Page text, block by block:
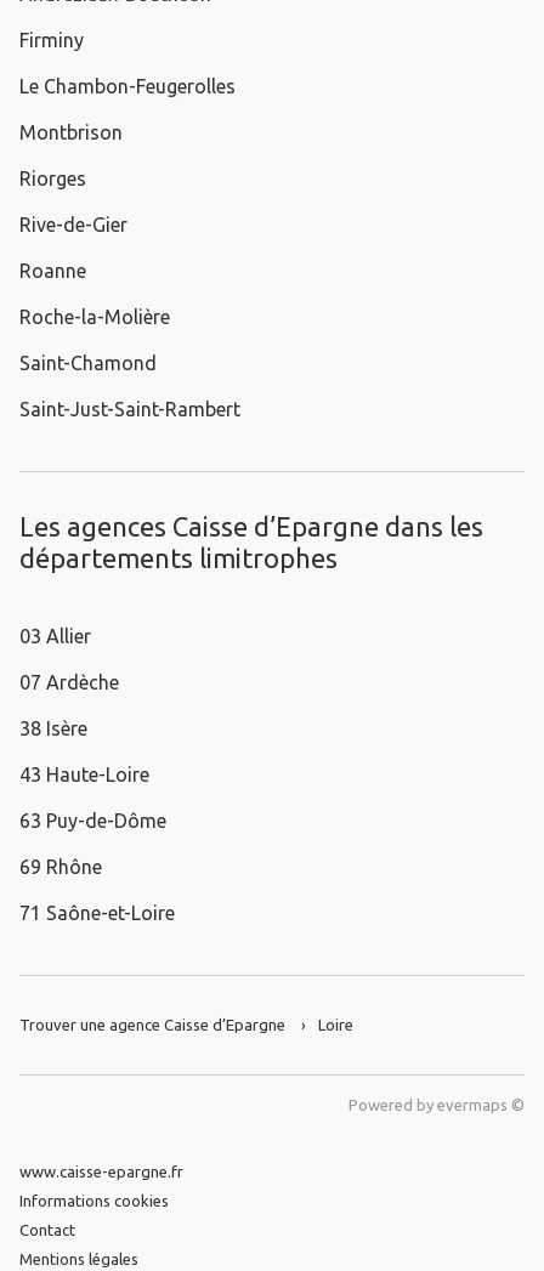
Firminy
Le Chambon-Feugerolles
Montbrison
Riorges
Rive-de-Gier
Roanne
Roche-la-Molière
Saint-Chamond
Saint-Just-Saint-Rambert
Les agences Caisse d’Epargne dans les
départements limitrophes
03 Allier
07 Ardèche
38 Isère
43 Haute-Loire
63 Puy-de-Dôme
69 Rhône
71 Saône-et-Loire
Trouver une agence Caisse d’Epargne Loire
Powered by evermaps ©
www.caisse-epargne.fr
Informations cookies
Contact
Mentions légales